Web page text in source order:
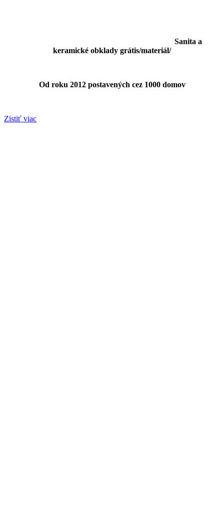
Sanita a
keramické obklady grátis/materiál/
Od roku 2012 postavených cez 1000 domov
Zistiť viac